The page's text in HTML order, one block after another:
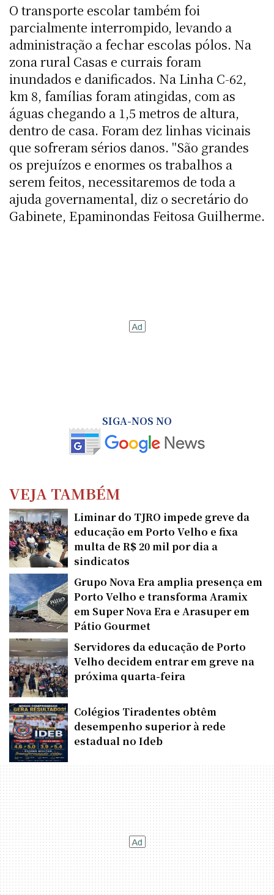
O transporte escolar também foi
parcialmente interrompido, levando a
administração a fechar escolas pólos. Na
zona rural Casas e currais foram
inundados e danificados. Na Linha C-62,
km 8, famílias foram atingidas, com as
águas chegando a 1,5 metros de altura,
dentro de casa. Foram dez linhas vicinais
que sofreram sérios danos. "São grandes
os prejuízos e enormes os trabalhos a
serem feitos, necessitaremos de toda a
ajuda governamental, diz o secretário do
Gabinete, Epaminondas Feitosa Guilherme.
SIGA-NOS NO
VEJA TAMBÉM
Liminar do TJRO impede greve da
educação em Porto Velho e fixa
multa de R$ 20 mil por dia a
sindicatos
Grupo Nova Era amplia presença em
Porto Velho e transforma Aramix
em Super Nova Era e Arasuper em
Pátio Gourmet
Servidores da educação de Porto
Velho decidem entrar em greve na
próxima quarta-feira
Colégios Tiradentes obtêm
desempenho superior à rede
estadual no Ideb